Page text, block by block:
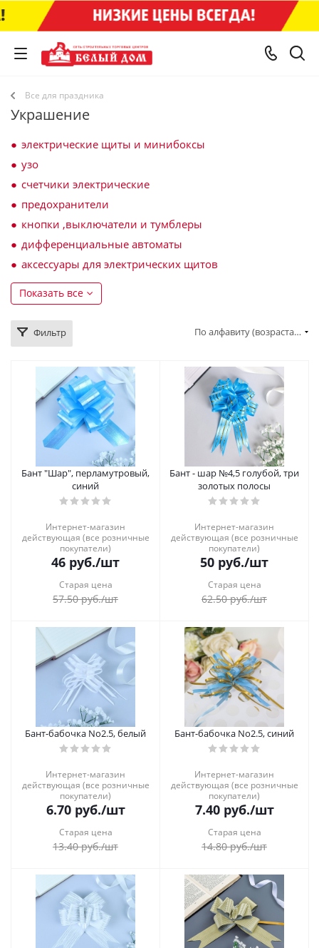
Все для праздника
Украшение
электрические щиты и минибоксы
узо
счетчики электрические
предохранители
кнопки ,выключатели и тумблеры
дифференциальные автоматы
аксессуары для электрических щитов
Показать все
Фильтр По алфавиту (возрастание)
Бант "Шар", перламутровый,
синий
Интернет-магазин
действующая (все розничные
покупатели)
46 руб./шт
Старая цена
57.50руб./шт
Бант - шар №4,5 голубой, три
золотых полосы
Интернет-магазин
действующая (все розничные
покупатели)
50 руб./шт
Старая цена
62.50руб./шт
Бант-бабочка No2.5, белый
Интернет-магазин
действующая (все розничные
покупатели)
6.70руб./шт
Старая цена
13.40руб./шт
Бант-бабочка No2.5, синий
Интернет-магазин
действующая (все розничные
покупатели)
7.40руб./шт
Старая цена
14.80руб./шт